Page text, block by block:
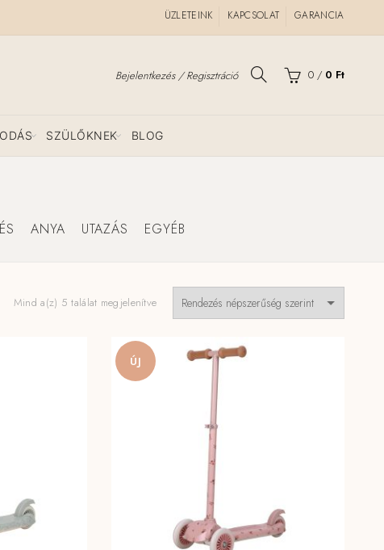
ÜZLETEINK KAPCSOLAT GARANCIA
Bejelentkezés / Regisztráció 0 / 0 Ft
SZÜLŐKNEK BLOG
ANYA UTAZÁS EGYÉB
Mind a(z) 5 találat megjelenítveSorted
ÚJ